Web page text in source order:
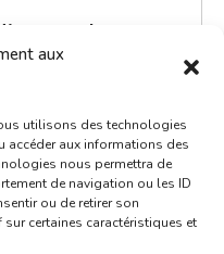
aux
utilisons des technologies
accéder aux informations des
nous permettra de
de navigation ou les ID
ou de retirer son
certaines caractéristiques et
un moment de